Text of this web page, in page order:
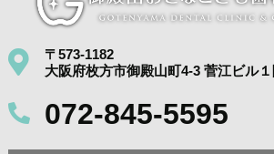
〒573-1182
大阪府枚方市御殿山町4-3 菅江ビル
072-845-5595